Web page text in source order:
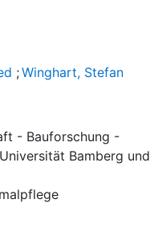
;Winghart, Stefan
- Bauforschung -
Bamberg und